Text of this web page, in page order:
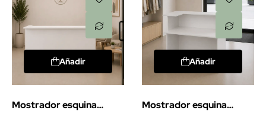
Añadir
Mostrador esquina
Añadir
Mostrador esquina